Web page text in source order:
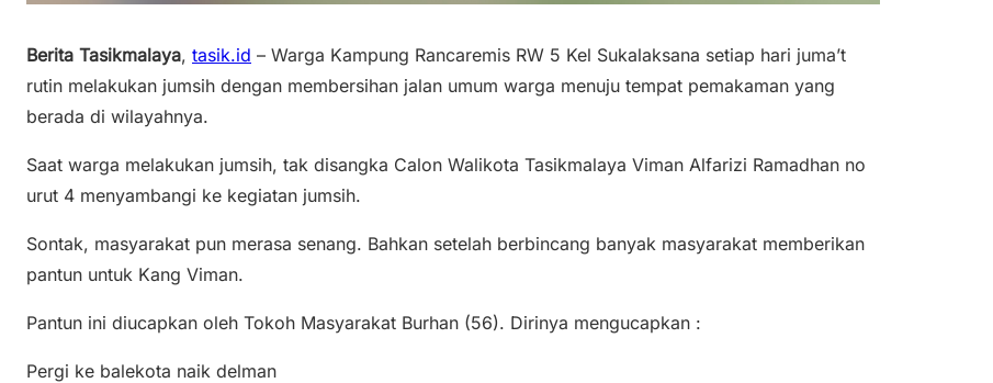
Berita Tasikmalaya, tasik.id – Warga Kampung Rancaremis RW 5 Kel Sukalaksana setiap hari juma’t
rutin melakukan jumsih dengan membersihan jalan umum warga menuju tempat pemakaman yang
berada di wilayahnya.
Saat warga melakukan jumsih, tak disangka Calon Walikota Tasikmalaya Viman Alfarizi Ramadhan no
urut 4 menyambangi ke kegiatan jumsih.
Sontak, masyarakat pun merasa senang. Bahkan setelah berbincang banyak masyarakat memberikan
pantun untuk Kang Viman.
Pantun ini diucapkan oleh Tokoh Masyarakat Burhan (56). Dirinya mengucapkan :
Pergi ke balekota naik delman